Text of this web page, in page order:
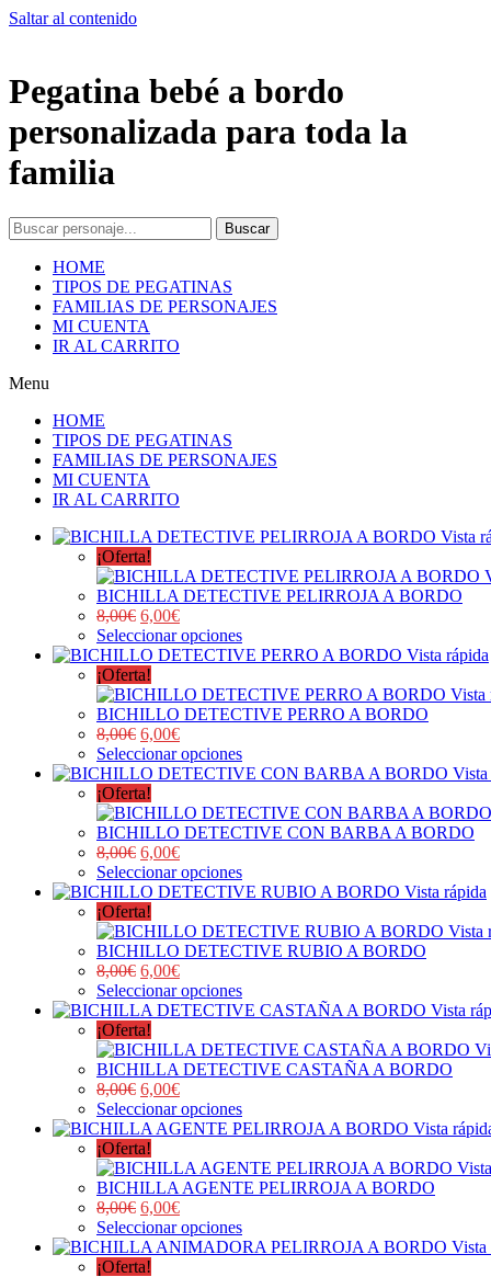
Saltar al contenido
Pegatina bebé a bordo
personalizada para toda la
familia
Buscar
HOME
TIPOS DE PEGATINAS
FAMILIAS DE PERSONAJES
MI CUENTA
IR AL CARRITO
Menu
HOME
TIPOS DE PEGATINAS
FAMILIAS DE PERSONAJES
MI CUENTA
IR AL CARRITO
Vista
¡Oferta!
BICHILLA DETECTIVE PELIRROJA A BORDO
8,00€ 6,00€
Seleccionar opciones
Vista rápida
¡Oferta!
Vista
BICHILLO DETECTIVE PERRO A BORDO
8,00€ 6,00€
Seleccionar opciones
Vista
¡Oferta!
BICHILLO DETECTIVE CON BARBA A BORDO
8,00€ 6,00€
Seleccionar opciones
Vista rápida
¡Oferta!
Vista
BICHILLO DETECTIVE RUBIO A BORDO
8,00€ 6,00€
Seleccionar opciones
Vista
¡Oferta!
BICHILLA DETECTIVE CASTAÑA A BORDO
8,00€ 6,00€
Seleccionar opciones
Vista
¡Oferta!
BICHILLA AGENTE PELIRROJA A BORDO
8,00€ 6,00€
Seleccionar opciones
Vista
¡Oferta!